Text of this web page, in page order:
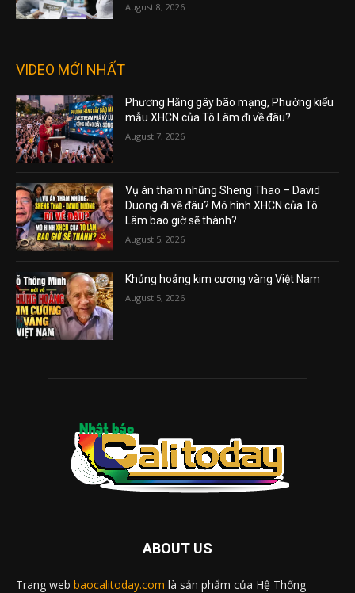
August 8, 2026
VIDEO MỚI NHẤT
Phương Hằng gây bão mạng, Phường kiểu
mẫu XHCN của Tô Lâm đi về đâu?
August 7, 2026
Vụ án tham nhũng Sheng Thao – David
Duong đi về đâu? Mô hình XHCN của Tô
Lâm bao giờ sẽ thành?
August 5, 2026
Khủng hoảng kim cương vàng Việt Nam
August 5, 2026
ABOUT US
Trang web baocalitoday.com là sản phẩm của Hệ Thống